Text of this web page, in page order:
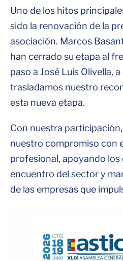
Uno de los hitos
sido la renovación de la
asociación. Marcos
han cerrado su etapa al
paso a José Luis Olivella,
trasladamos nuestro
esta nueva etapa.
Con nuestra
nuestro compromiso con
profesional, apoyando los
encuentro del sector y
de las empresas que